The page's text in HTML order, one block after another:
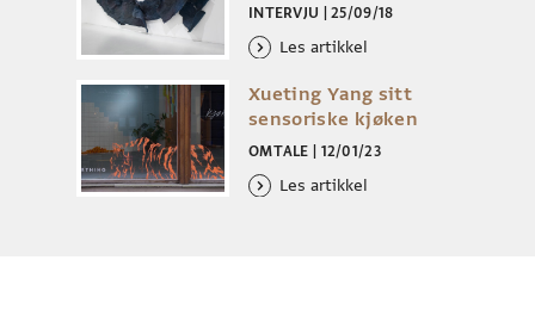
INTERVJU 25/09/18
Les artikkel
Xueting Yang sitt
sensoriske kjøken
OMTALE 12/01/23
Les artikkel